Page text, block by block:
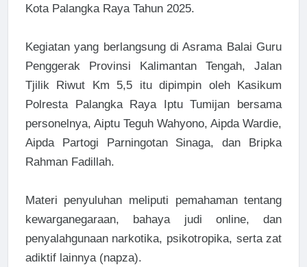
Kota Palangka Raya Tahun 2025.
Kegiatan yang berlangsung di Asrama Balai Guru
Penggerak Provinsi Kalimantan Tengah, Jalan
Tjilik Riwut Km 5,5 itu dipimpin oleh Kasikum
Polresta Palangka Raya Iptu Tumijan bersama
personelnya, Aiptu Teguh Wahyono, Aipda Wardie,
Aipda Partogi Parningotan Sinaga, dan Bripka
Rahman Fadillah.
Materi penyuluhan meliputi pemahaman tentang
kewarganegaraan, bahaya judi online, dan
penyalahgunaan narkotika, psikotropika, serta zat
adiktif lainnya (napza).